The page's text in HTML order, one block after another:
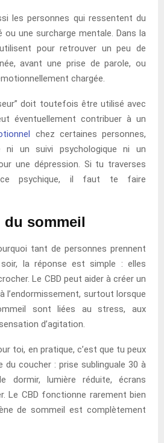
les personnes qui ressentent du
une surcharge mentale. Dans la
pour retrouver un peu de
avant une prise de parole, ou
chargée.
doit toutefois être utilisé avec
éventuellement contribuer à un
chez certaines personnes,
ni un suivi psychologique ni un
une dépression. Si tu traverses
psychique, il faut te faire
sommeil
tant de personnes prennent
la réponse est simple : elles
Le CBD peut aider à créer un
l’endormissement, surtout lorsque
sont liées au stress, aux
d’agitation.
toi, en pratique, c’est que tu peux
du coucher : prise sublinguale 30 à
dormir, lumière réduite, écrans
Le CBD fonctionne rarement bien
de sommeil est complètement